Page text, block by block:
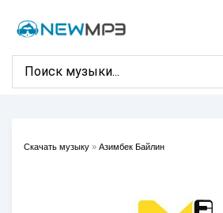
Скачать музыку » Азимбек Байлин